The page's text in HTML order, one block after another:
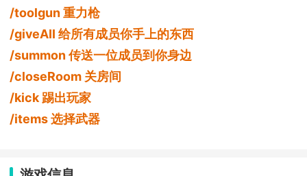
/toolgun 重力枪
/giveAII 给所有成员你手上的东西
/summon 传送一位成员到你身边
/closeRoom 关房间
/kick 踢出玩家
/items 选择武器